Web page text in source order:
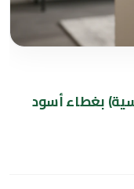
بغطاء أسود